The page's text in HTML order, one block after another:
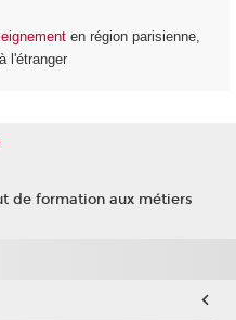
en région parisienne,
l'étranger
de formation aux métiers